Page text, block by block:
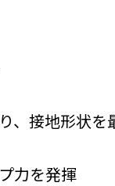
、接地形状を
力を発揮